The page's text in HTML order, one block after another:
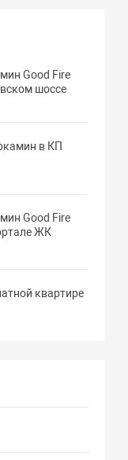
Good Fire
шоссе
в КП
Good Fire
ЖК
квартире